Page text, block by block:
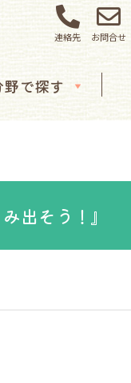
連絡先 お問合せ
野で探す
出そう！』